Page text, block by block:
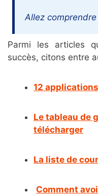
Allez comprendre
Parmi les articles
succès, citons entre
12
Le tableau de
télécharger
La liste de
Comment